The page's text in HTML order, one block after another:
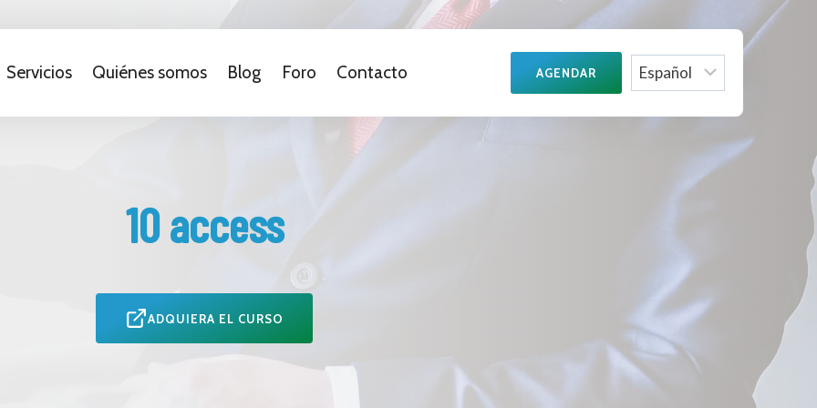
Servicios Quiénes somos Blog Foro Contacto AGENDAR
Choose
a
10 access
ADQUIERA EL CURSO